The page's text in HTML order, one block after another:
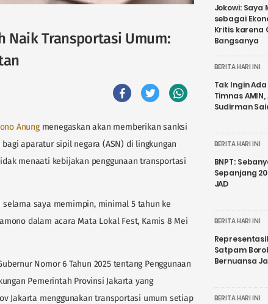
Naik Transportasi Umum:
Anungmenegaskan akan memberikan sanksi
aparatur sipil negara (ASN) di lingkungan
menaati kebijakan penggunaan transportasi
saya memimpin, minimal 5 tahun ke
dalam acara Mata Lokal Fest, Kamis 8 Mei
Nomor 6 Tahun 2025 tentang Penggunaan
Pemerintah Provinsi Jakarta yang
Jakarta menggunakan transportasi umum setiap
Jokowi: Saya
sebagai
Kritis karena
Bangsanya
BERITA HARI INI
Tak Ingin
Timnas
Sudirman
BERITA HARI INI
BNPT:
Sepanjang
JAD
BERITA HARI INI
Satpam
Bernuansa
BERITA HARI INI